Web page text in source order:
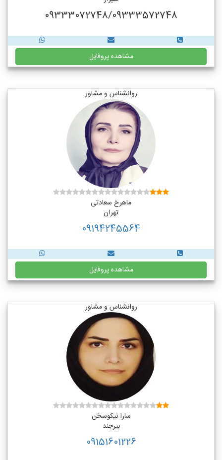
09333072748/09333572748
مشاهده پروفایل
روانشناس و مشاور
ماهرخ سعادتی
تهران
09194245564
مشاهده پروفایل
روانشناس و مشاور
سارا نیکوسخن
بیرجند
09151601226